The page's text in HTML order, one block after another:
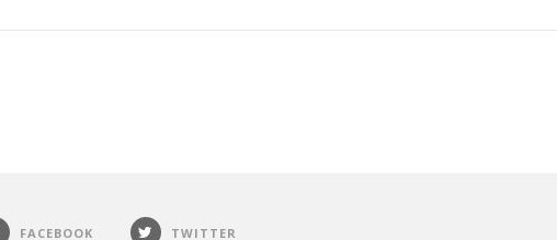
FACEBOOK TWITTER